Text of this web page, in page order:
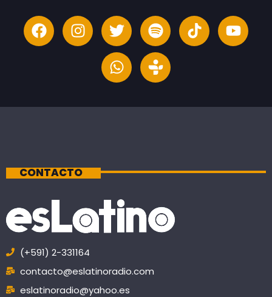
CONTACTO
(+591) 2-331164
contacto@eslatinoradio.com
eslatinoradio@yahoo.es